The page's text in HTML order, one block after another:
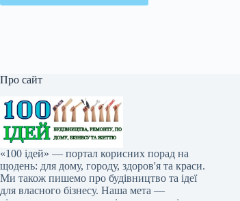
Про сайт
«100 ідей» — портал корисних порад на
щодень: для дому, городу, здоров'я та краси.
Ми також пишемо про будівництво та ідеї
для власного бізнесу. Наша мета —